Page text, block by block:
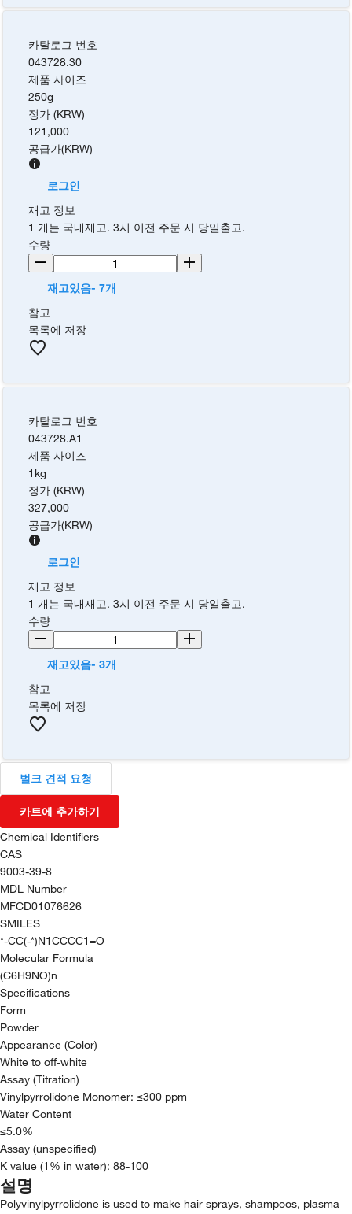
카탈로그 번호
043728.30
제품 사이즈
250g
정가 (KRW)
121,000
공급가(KRW)
로그인
재고 정보
1 개는 국내재고. 3시 이전 주문 시 당일출고.
수량
재고있음- 7개
참고
목록에 저장
카탈로그 번호
043728.A1
제품 사이즈
1kg
정가 (KRW)
327,000
공급가(KRW)
로그인
재고 정보
1 개는 국내재고. 3시 이전 주문 시 당일출고.
수량
재고있음- 3개
참고
목록에 저장
벌크 견적 요청
카트에 추가하기
Chemical Identifiers
CAS
9003-39-8
MDL Number
MFCD01076626
SMILES
*-CC(-*)N1CCCC1=O
Molecular Formula
(C6H9NO)n
Specifications
Form
Powder
Appearance (Color)
White to off-white
Assay (Titration)
Vinylpyrrolidone Monomer: ≤300 ppm
Water Content
≤5.0%
Assay (unspecified)
K value (1% in water): 88-100
설명
Polyvinylpyrrolidone is used to make hair sprays, shampoos, plasma